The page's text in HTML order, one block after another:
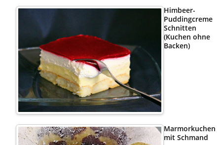
Himbeer-
Puddingcreme
Schnitten
(Kuchen ohne
Backen)
Marmorkuchen
mit Schmand